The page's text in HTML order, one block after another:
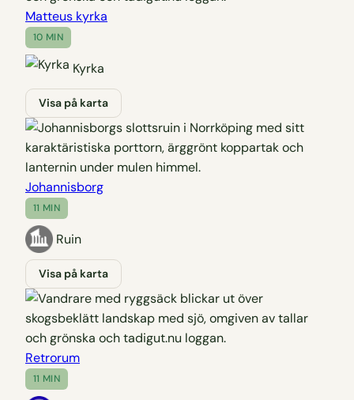
Matteus kyrka
10 MIN
Kyrka
Visa på karta
Johannisborg
11 MIN
Ruin
Visa på karta
Retrorum
11 MIN